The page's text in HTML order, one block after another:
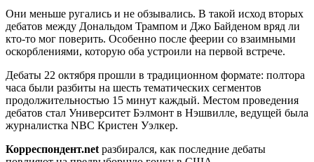
Они меньше ругались и не обзывались. В такой исход вторых
дебатов между Дональдом Трампом и Джо Байденом вряд ли
кто-то мог поверить. Особенно после феерии со взаимными
оскорблениями, которую оба устроили на первой встрече.
Дебаты 22 октября прошли в традиционном формате: полтора
часа были разбиты на шесть тематических сегментов
продолжительностью 15 минут каждый. Местом проведения
дебатов стал Университет Бэлмонт в Нэшвилле, ведущей была
журналистка NBC Кристен Уэлкер.
Корреспондент.net разбирался, как последние дебаты